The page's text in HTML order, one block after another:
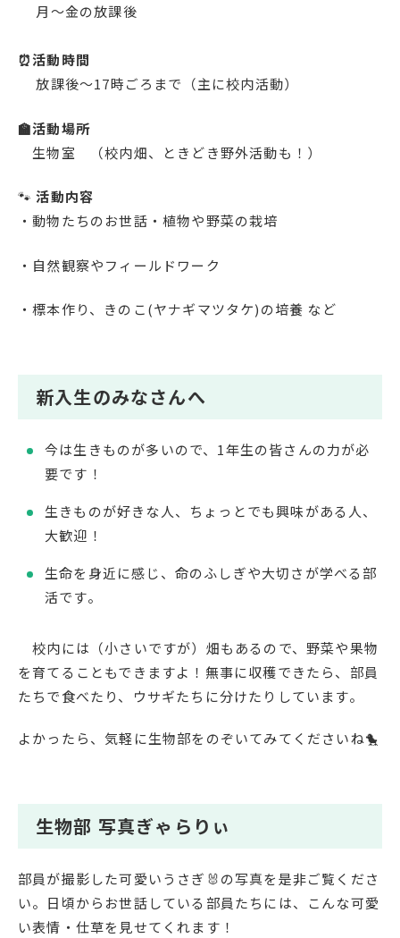
月〜金の放課後
⏰活動時間
放課後〜17時ごろまで（主に校内活動）
🏫活動場所
生物室 （校内畑、ときどき野外活動も！）
🐾活動内容
・動物たちのお世話・植物や野菜の栽培
・自然観察やフィールドワーク
・標本作り、きのこ(ヤナギマツタケ)の培養 など
新入生のみなさんへ
今は生きものが多いので、1年生の皆さんの力が必
要です！
生きものが好きな人、ちょっとでも興味がある人、
大歓迎！
生命を身近に感じ、命のふしぎや大切さが学べる部
活です。
校内には（小さいですが）畑もあるので、野菜や果物
を育てることもできますよ！無事に収穫できたら、部員
たちで食べたり、ウサギたちに分けたりしています。
よかったら、気軽に生物部をのぞいてみてくださいね🐤
生物部 写真ぎゃらりぃ
部員が撮影した可愛いうさぎ🐰の写真を是非ご覧くださ
い。日頃からお世話している部員たちには、こんな可愛
い表情・仕草を見せてくれます！